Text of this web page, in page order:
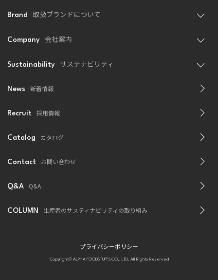
Brand 取扱ブランドについて
Company 会社案内
Sustainability サステナビリティ
News 新着情報
Recruit 採用情報
Catalog カタログ
Contact お問い合わせ
Q&A Q&A
COLUMN 生産者のサスティナビリティの取り組み
プライバシーポリシー
Copyright© ALPHA FOODSTUFFS CO., LTD. All Rights Reserved